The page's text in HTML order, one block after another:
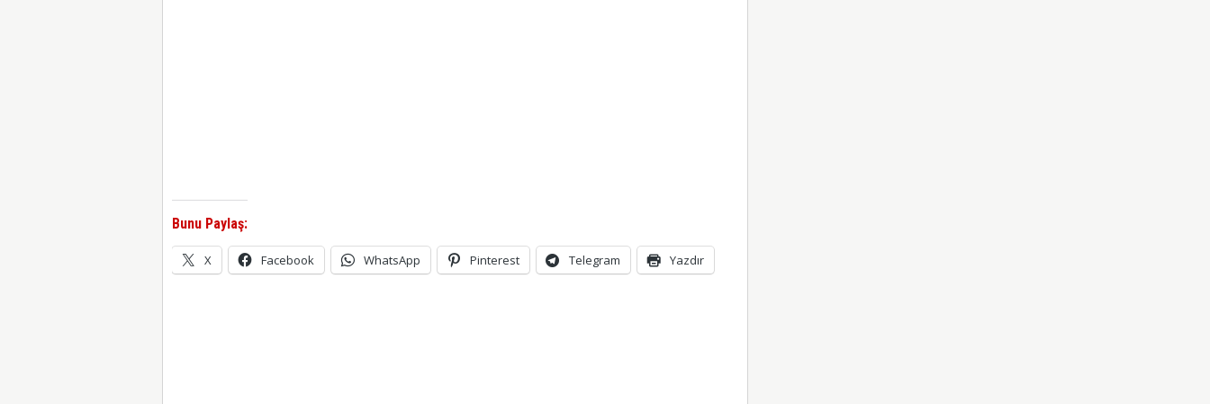
Bunu Paylaş:
X Facebook WhatsApp Pinterest Telegram Yazdır